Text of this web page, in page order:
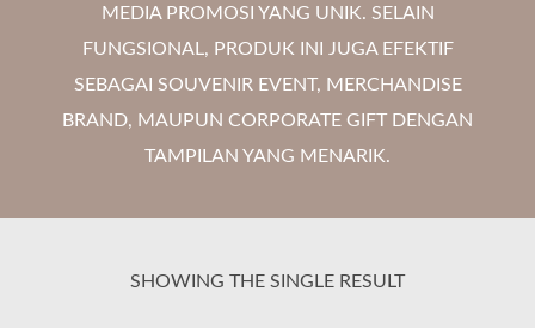
MEDIA PROMOSI YANG UNIK. SELAIN
FUNGSIONAL, PRODUK INI JUGA EFEKTIF
SEBAGAI SOUVENIR EVENT, MERCHANDISE
BRAND, MAUPUN CORPORATE GIFT DENGAN
TAMPILAN YANG MENARIK.
SHOWING THE SINGLE RESULT